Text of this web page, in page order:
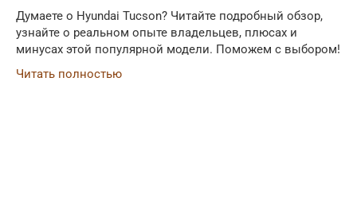
Думаете о Hyundai Tucson? Читайте подробный обзор,
узнайте о реальном опыте владельцев, плюсах и
минусах этой популярной модели. Поможем с выбором!
Читать полностью